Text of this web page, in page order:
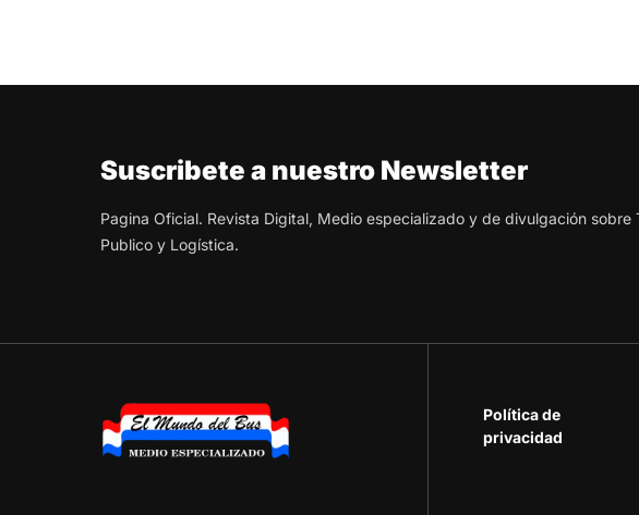
Suscribete a nuestro Newsletter
Pagina Oficial. Revista Digital, Medio especializado y de divulgación sobre
Publico y Logística.
Política de
privacidad